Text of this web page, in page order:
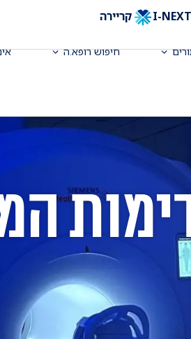
קריירה
חיפוש רופא.ה
דימות